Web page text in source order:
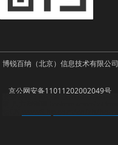
博锐百纳（北京）信息技术有限公司
京公网安备11011202002049号